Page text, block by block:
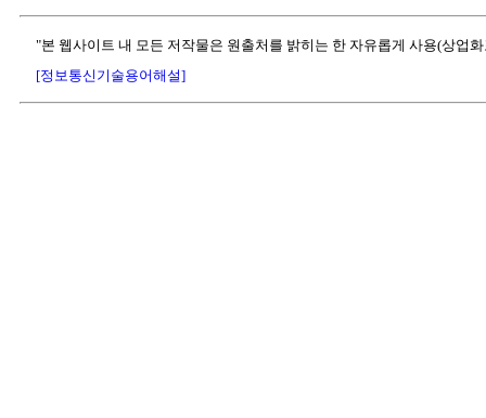
"본 웹사이트 내 모든 저작물은 원출처를 밝히는 한 자유롭게 사용(상업
[정보통신기술용어해설]